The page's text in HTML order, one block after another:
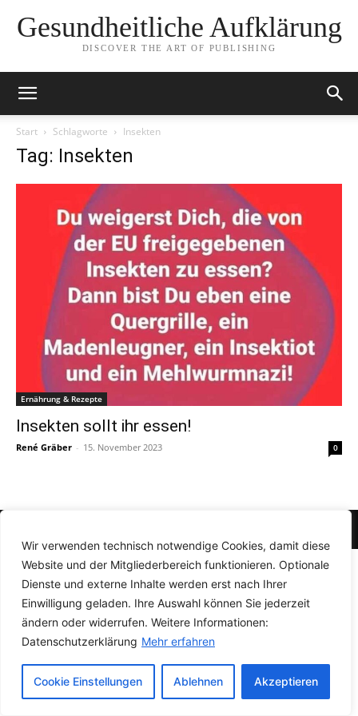
Wir verwenden technisch notwendige Cookies, damit diese
Website und der Mitgliederbereich funktionieren. Optionale
Dienste und externe Inhalte werden erst nach Ihrer
Einwilligung geladen. Ihre Auswahl können Sie jederzeit
ändern oder widerrufen. Weitere Informationen:
Datenschutzerklärung Mehr erfahren
Cookie Einstellungen Ablehnen Akzeptieren
Gesundheitliche Aufklärung
DISCOVER THE ART OF PUBLISHING
Start Schlagworte Insekten
Tag: Insekten
Ernährung & Rezepte
Insekten sollt ihr essen!
René Gräber - 15. November 2023 0